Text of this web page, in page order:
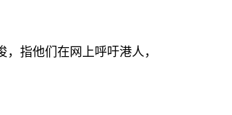
指他们在网上呼吁港人，